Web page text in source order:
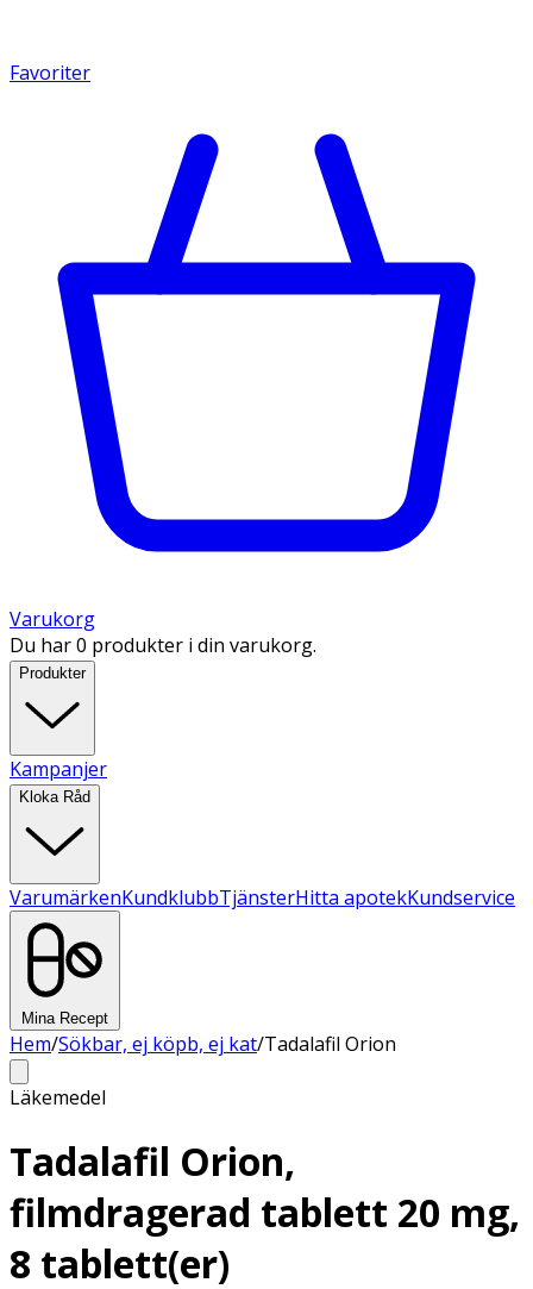
Favoriter
Varukorg
Du har 0 produkter i din varukorg.
Produkter
Kampanjer
Kloka Råd
VarumärkenKundklubbTjänsterHitta apotekKundservice
Mina Recept
Hem/Sökbar, ej köpb, ej kat/Tadalafil Orion
Läkemedel
Tadalafil Orion,
filmdragerad tablett 20 mg,
8 tablett(er)